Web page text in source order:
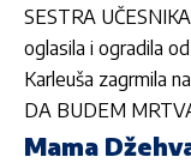
SESTRA
oglasila i ogradila
Karleuša zagrmila
DA BUDEM
Mama